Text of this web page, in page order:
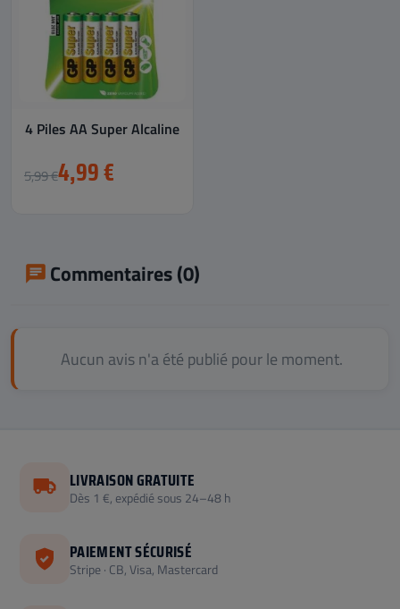
4 Piles AA Super Alcaline
5,99 €4,99 €
Commentaires (0)
Aucun avis n'a été publié pour le moment.
LIVRAISON GRATUITE
Dès 1 €, expédié sous 24–48 h
PAIEMENT SÉCURISÉ
Stripe · CB, Visa, Mastercard